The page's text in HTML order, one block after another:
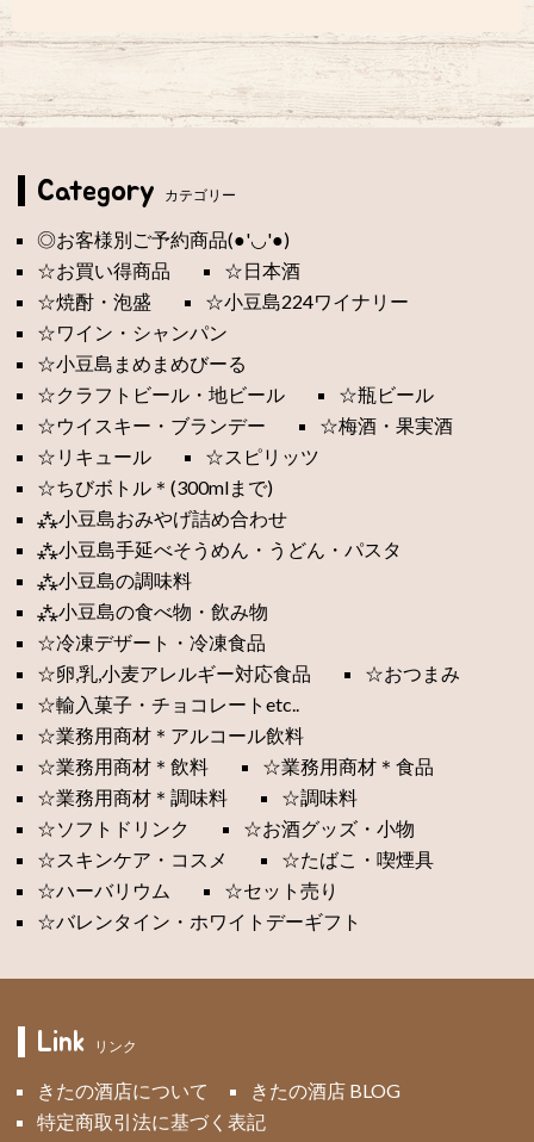
Category カテゴリー
◎お客様別ご予約商品(●'◡'●)
☆お買い得商品
☆日本酒
☆焼酎・泡盛
☆小豆島224ワイナリー
☆ワイン・シャンパン
☆小豆島まめまめびーる
☆クラフトビール・地ビール
☆瓶ビール
☆ウイスキー・ブランデー
☆梅酒・果実酒
☆リキュール
☆スピリッツ
☆ちびボトル＊(300mlまで)
⁂小豆島おみやげ詰め合わせ
⁂小豆島手延べそうめん・うどん・パスタ
⁂小豆島の調味料
⁂小豆島の食べ物・飲み物
☆冷凍デザート・冷凍食品
☆卵,乳,小麦アレルギー対応食品
☆おつまみ
☆輸入菓子・チョコレートetc..
☆業務用商材＊アルコール飲料
☆業務用商材＊飲料
☆業務用商材＊食品
☆業務用商材＊調味料
☆調味料
☆ソフトドリンク
☆お酒グッズ・小物
☆スキンケア・コスメ
☆たばこ・喫煙具
☆ハーバリウム
☆セット売り
☆バレンタイン・ホワイトデーギフト
Link リンク
きたの酒店について
きたの酒店 BLOG
特定商取引法に基づく表記